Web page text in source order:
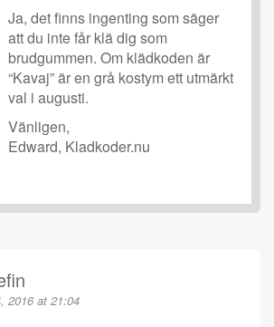
Ja, det finns ingenting som säger
att du inte får klä dig som
brudgummen. Om klädkoden är
“Kavaj” är en grå kostym ett utmärkt
val i augusti.
Vänligen,
Edward, Kladkoder.nu
2016 at 21:04